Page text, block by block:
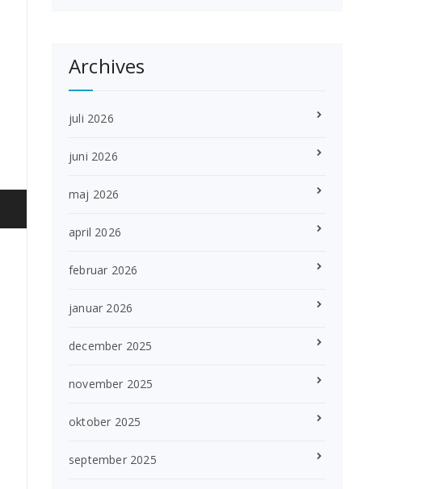
Archives
juli 2026
juni 2026
maj 2026
april 2026
februar 2026
januar 2026
december 2025
november 2025
oktober 2025
september 2025